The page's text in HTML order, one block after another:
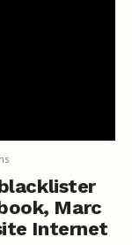
Marc
Internet